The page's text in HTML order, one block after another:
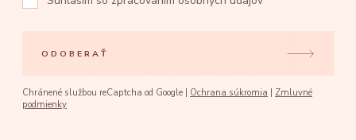
ODOBERAŤ
Chránené službou reCaptcha od Google | Ochrana súkromia
Zmluvné
podmienky